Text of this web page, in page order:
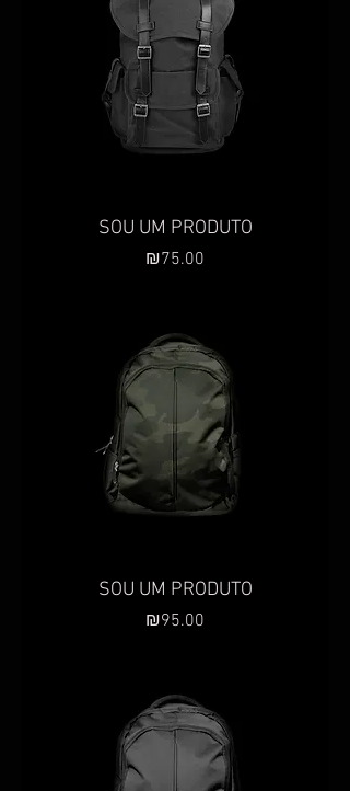
SOU UM PRODUTO
Preço
₪75.00
SOU UM PRODUTO
Preço
₪95.00